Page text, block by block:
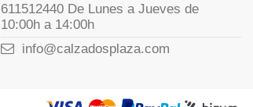
611512440 De Lunes a Jueves de
10:00h a 14:00h
info@calzadosplaza.com